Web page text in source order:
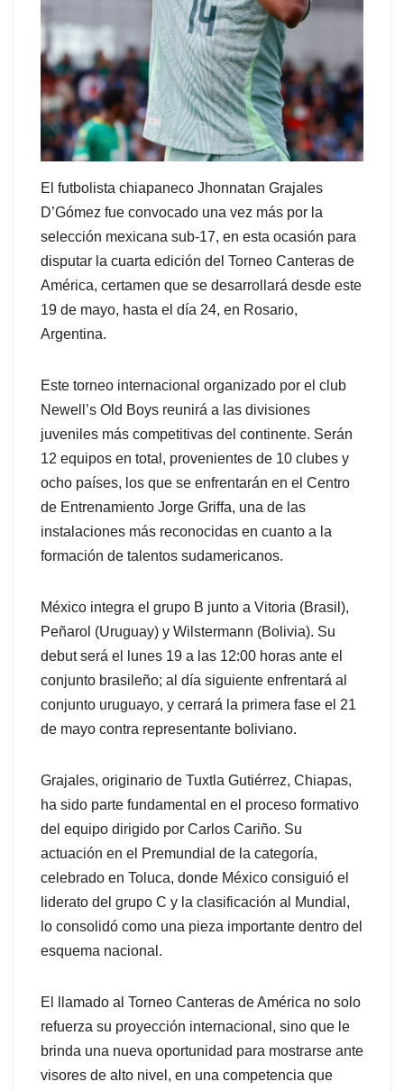
El futbolista chiapaneco Jhonnatan Grajales
D’Gómez fue convocado una vez más por la
selección mexicana sub-17, en esta ocasión para
disputar la cuarta edición del Torneo Canteras de
América, certamen que se desarrollará desde este
19 de mayo, hasta el día 24, en Rosario,
Argentina.
Este torneo internacional organizado por el club
Newell’s Old Boys reunirá a las divisiones
juveniles más competitivas del continente. Serán
12 equipos en total, provenientes de 10 clubes y
ocho países, los que se enfrentarán en el Centro
de Entrenamiento Jorge Griffa, una de las
instalaciones más reconocidas en cuanto a la
formación de talentos sudamericanos.
México integra el grupo B junto a Vitoria (Brasil),
Peñarol (Uruguay) y Wilstermann (Bolivia). Su
debut será el lunes 19 a las 12:00 horas ante el
conjunto brasileño; al día siguiente enfrentará al
conjunto uruguayo, y cerrará la primera fase el 21
de mayo contra representante boliviano.
Grajales, originario de Tuxtla Gutiérrez, Chiapas,
ha sido parte fundamental en el proceso formativo
del equipo dirigido por Carlos Cariño. Su
actuación en el Premundial de la categoría,
celebrado en Toluca, donde México consiguió el
liderato del grupo C y la clasificación al Mundial,
lo consolidó como una pieza importante dentro del
esquema nacional.
El llamado al Torneo Canteras de América no solo
refuerza su proyección internacional, sino que le
brinda una nueva oportunidad para mostrarse ante
visores de alto nivel, en una competencia que